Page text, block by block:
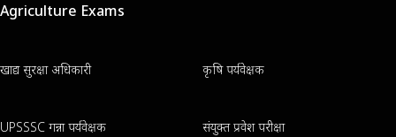
Agriculture Exams
खाद्य सुरक्षा अधिकारी कृषि पर्यवेक्षक
UPSSSC गन्ना पर्यवेक्षक संयुक्त प्रवेश परीक्षा